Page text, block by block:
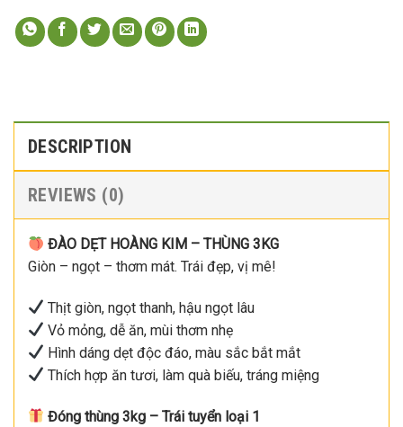
DESCRIPTION
REVIEWS (0)
ĐÀO DẸT HOÀNG KIM – THÙNG 3KG
Giòn – ngọt – thơm mát. Trái đẹp, vị mê!
Thịt giòn, ngọt thanh, hậu ngọt lâu
Vỏ mỏng, dễ ăn, mùi thơm nhẹ
Hình dáng dẹt độc đáo, màu sắc bắt mắt
Thích hợp ăn tươi, làm quà biếu, tráng miệng
Đóng thùng 3kg – Trái tuyển loại 1